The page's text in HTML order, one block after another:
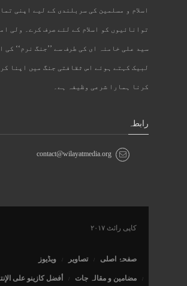
اسلام و مسلمین کی سربلندی کے لیے اپنی
توانائیوں کو اسلام کے لئے صرف کرے۔ ولی
سید علی خامنہ ای کی طرف سے ’’جنگ نرم‘‘ کی
لبیک کہتے ہوئے اس ثقافتی جنگ میں اپنا
کرنا ہمارا شرعی وظیفہ ہے۔
رابطہ
contact@wilayatmedia.org
کاپی رائٹ ۲۰۱۷
صفحۂ اصلی تصاویر ویڈیوز
مضامین و مقالہ جات أفضل كازينو على